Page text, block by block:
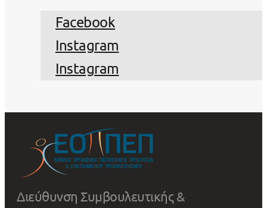
Facebook
Instagram
Instagram
Διεύθυνση Συμβουλευτικής &